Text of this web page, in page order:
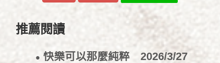
推薦閱讀
● 快樂可以那麼純粹 2026/3/27